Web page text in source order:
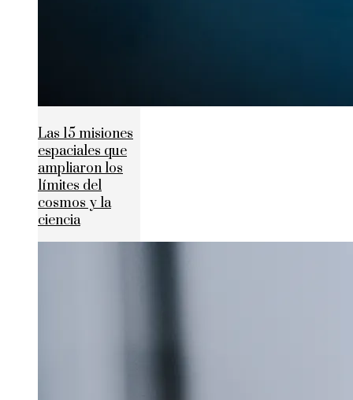
Las 15 misiones
espaciales que
ampliaron los
límites del
cosmos y la
ciencia